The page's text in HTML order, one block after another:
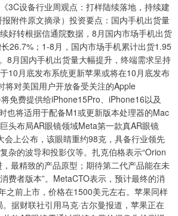
3C设备行业周观点：打样陆续落地，持续建
附件原文摘录）投资要点：国内手机出货量
好转根据信通院数据，8月国内市场手机出货
26.7%；1-8月，国内市场手机累计出货1.95
8月国内手机出货量大幅提升，终端需求呈持
10月底发布系统更新苹果或将在10月底发布
将对美国用户开放备受关注的Apple
免费提供给iPhone15Pro、iPhone16以及
也将适用于配备M1或更新版本处理器的Mac
头布局AR眼镜领域Meta第一款真AR眼镜
上公布，该眼睛重约98克，具备行业领先
杂的波导和投影仪等。扎克伯格表示“Orion
最精致的产品原型；期待第二代产品能在未
费者版本”。MetaCTO表示，预计最终的消
之前上市，价格在1500美元左右。苹果同样
据财联社引用马克·古尔曼报道，苹果正在